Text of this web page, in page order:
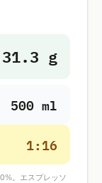
31.3 g
500 ml
1:16
。エスプレッソ